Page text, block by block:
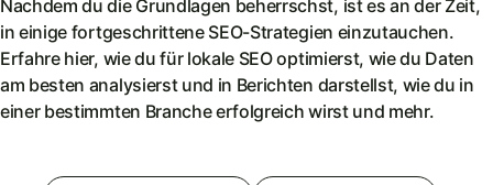
Nachdem du die Grundlagen beherrschst, ist es an der Zeit,
in einige fortgeschrittene SEO-Strategien einzutauchen.
Erfahre hier, wie du für lokale SEO optimierst, wie du Daten
am besten analysierst und in Berichten darstellst, wie du in
einer bestimmten Branche erfolgreich wirst und mehr.